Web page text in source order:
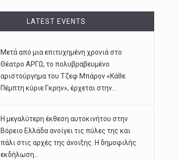
LATEST EVENTS
Μετά από μια επιτυχημένη χρονιά στο
Θέατρο ΑΡΓΩ, το πολυβραβευμένο
αριστούργημα του Τζεφ Μπάρον «Κάθε
Πέμπτη κύριε Γκρην», έρχεται στην...
Η μεγαλύτερη έκθεση αυτοκινήτου στην
Βόρειο Ελλάδα ανοίγει τις πύλες της και
πάλι στις αρχές της άνοιξης. Η δημοφιλής
εκδήλωση...